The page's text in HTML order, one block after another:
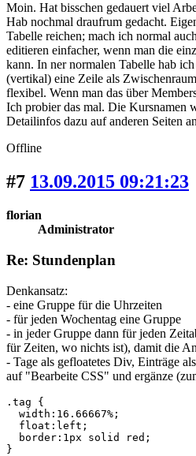
Moin. Hat bisschen gedauert viel
Hab nochmal draufrum gedacht.
Tabelle reichen; mach ich normal
editieren einfacher, wenn man die
kann. In ner normalen Tabelle hab
(vertikal) eine Zeile als
flexibel. Wenn man das über
Ich probier das mal. Die Kursnamen
Detailinfos dazu auf anderen Seiten
Offline
#7 13.09.2015 09:21:23
florian
Administrator
Re: Stundenplan
Denkansatz:
- eine Gruppe für die Uhrzeiten
- für jeden Wochentag eine Gruppe
- in jeder Gruppe dann für jeden
für Zeiten, wo nichts ist), damit die
- Tage als gefloatetes Div, Einträge
auf "Bearbeite CSS" und ergänze
.tag {
  width:16.66667%;
  float:left;
  border:1px solid red;
}